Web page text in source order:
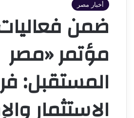
أخبار مصر
ضمن
مؤتمر «مصر
المستقبل:
الاستثمار